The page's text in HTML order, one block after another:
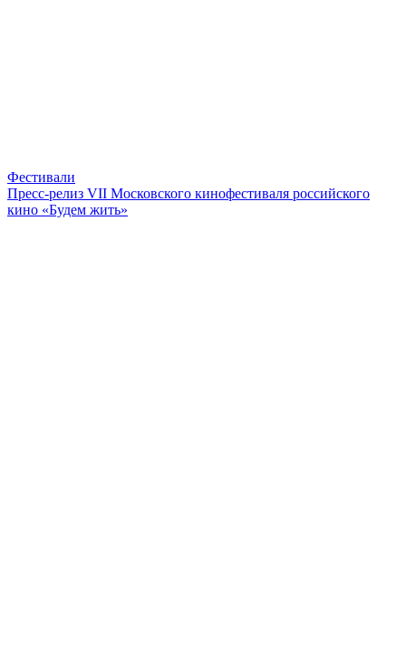
Фестивали
Пресс-релиз VII Московского кинофестиваля российского
кино «Будем жить»